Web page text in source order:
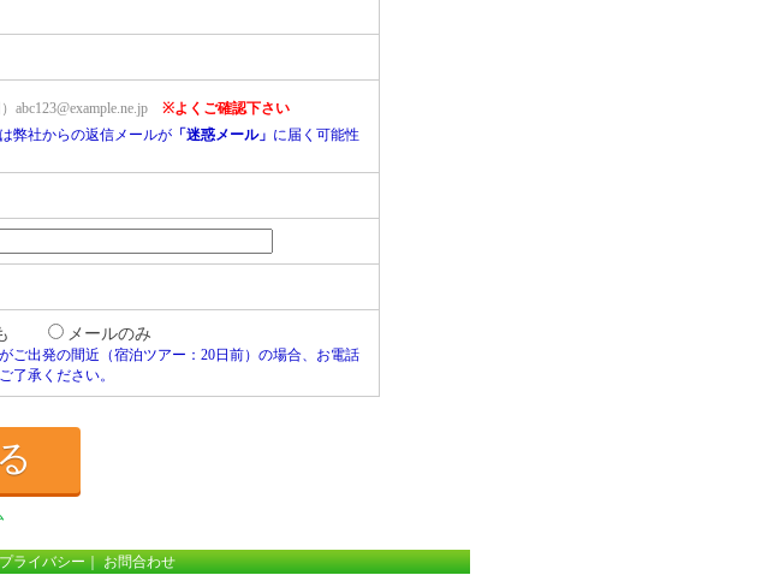
abc123@example.ne.jp
※よくご確認下さい
弊社からの返信メールが 「迷惑メール」 に届く可能性
メールのみ
ご出発の間近（宿泊ツアー：20日前）の場合、お電話
了承ください。
プライバシー｜ お問合わせ